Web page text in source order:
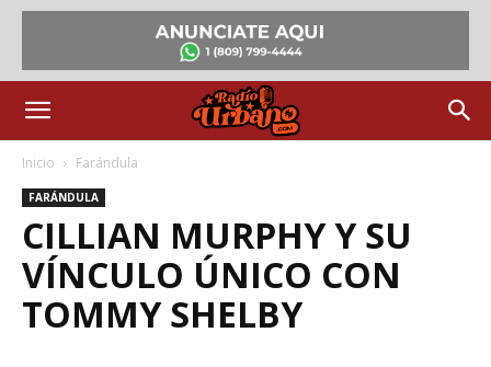
Inicio Farándula
FARÁNDULA
CILLIAN MURPHY Y SU
VÍNCULO ÚNICO CON
TOMMY SHELBY